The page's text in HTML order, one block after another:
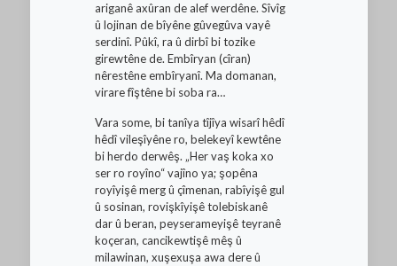
ariganê axûran de alef werdêne. Sîvîg
û lojinan de bîyêne gûvegûva vayê
serdinî. Pûkî, ra û dirbî bi tozike
girewtêne de. Embîryan (cîran)
nêrestêne embîryanî. Ma domanan,
virare fîştêne bi soba ra…
Vara some, bi tanîya tîjîya wisarî hêdî
hêdî vileşîyêne ro, belekeyî kewtêne
bi herdo derwêş. „Her vaş koka xo
ser ro royîno“ vajîno ya; şopêna
royîyişê merg û çîmenan, rabîyişê gul
û sosinan, rovişkîyişê tolebiskanê
dar û beran, peyserameyişê teyranê
koçeran, cancikewtişê mêş û
milawinan, xuşexuşa awa dere û